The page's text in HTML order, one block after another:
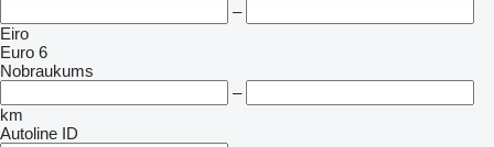
–
Eiro
Euro 6
Nobraukums
–
km
Autoline ID